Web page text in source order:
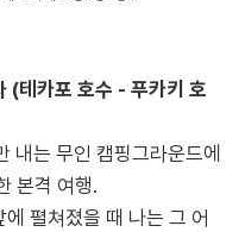
(테카포 호수 - 푸카키 호
는 무인 캠핑그라운드에
본격 여행.
펼쳐졌을 때 나는 그 어